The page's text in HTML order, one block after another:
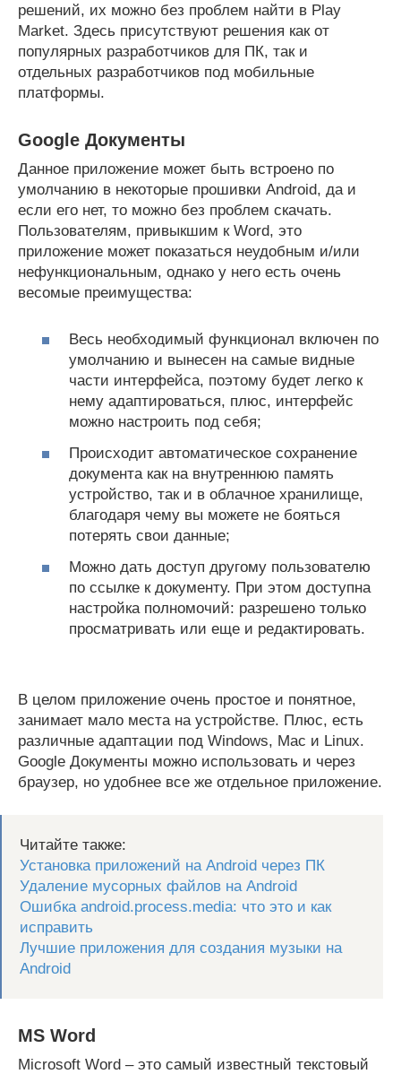
решений, их можно без проблем найти в Play
Market. Здесь присутствуют решения как от
популярных разработчиков для ПК, так и
отдельных разработчиков под мобильные
платформы.
Google Документы
Данное приложение может быть встроено по
умолчанию в некоторые прошивки Android, да и
если его нет, то можно без проблем скачать.
Пользователям, привыкшим к Word, это
приложение может показаться неудобным и/или
нефункциональным, однако у него есть очень
весомые преимущества:
Весь необходимый функционал включен по
умолчанию и вынесен на самые видные
части интерфейса, поэтому будет легко к
нему адаптироваться, плюс, интерфейс
можно настроить под себя;
Происходит автоматическое сохранение
документа как на внутреннюю память
устройство, так и в облачное хранилище,
благодаря чему вы можете не бояться
потерять свои данные;
Можно дать доступ другому пользователю
по ссылке к документу. При этом доступна
настройка полномочий: разрешено только
просматривать или еще и редактировать.
В целом приложение очень простое и понятное,
занимает мало места на устройстве. Плюс, есть
различные адаптации под Windows, Mac и Linux.
Google Документы можно использовать и через
браузер, но удобнее все же отдельное приложение.
Читайте также:
Установка приложений на Android через ПК
Удаление мусорных файлов на Android
Ошибка android.process.media: что это и как
исправить
Лучшие приложения для создания музыки на
Android
MS Word
Microsoft Word – это самый известный текстовый